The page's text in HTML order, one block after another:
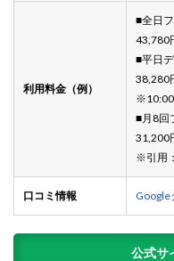
利用料金（例）
■全日
43,780
■平日
38,280
■月8回
31,200
※引用：
口コミ情報 Google
公式サ